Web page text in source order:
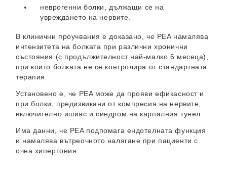
неврогенни болки, дължащи се на
увреждането на нервите.
В клинични проучвания е доказано, че PEA намалява
интензитета на болката при различни хронични
състояния (с продължителност най-малко 6 месеца),
при които болката не се контролира от стандартната
терапия.
Установено е, че PEA може да прояви ефикасност и
при болки, предизвикани от компресия на нервите,
включително ишиас и синдром на карпалния тунел.
Има данни, че PEA подпомага ендотелната функция
и намалява вътреочното налягане при пациенти с
очна хипертония.